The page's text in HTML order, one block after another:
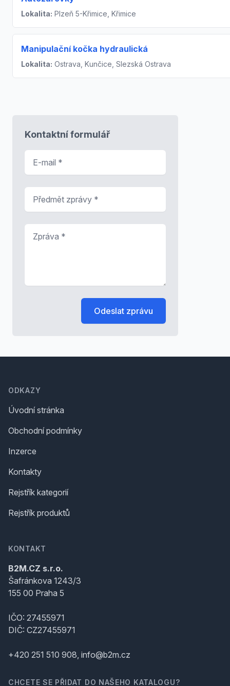
Lokalita: Plzeň 5-Křimice, Křimice
Manipulační kočka hydraulická
Lokalita: Ostrava, Kunčice, Slezská Ostrava
Kontaktní formulář
Odeslat zprávu
ODKAZY
Úvodní stránka
Obchodní podmínky
Inzerce
Kontakty
Rejstřík kategorií
Rejstřík produktů
KONTAKT
B2M.CZ s.r.o.
Šafránkova 1243/3
155 00 Praha 5
IČO: 27455971
DIČ: CZ27455971
+420 251 510 908, info@b2m.cz
CHCETE SE PŘIDAT DO NAŠEHO KATALOGU?